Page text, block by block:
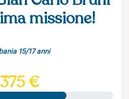
missione!
15/17 anni
375 €